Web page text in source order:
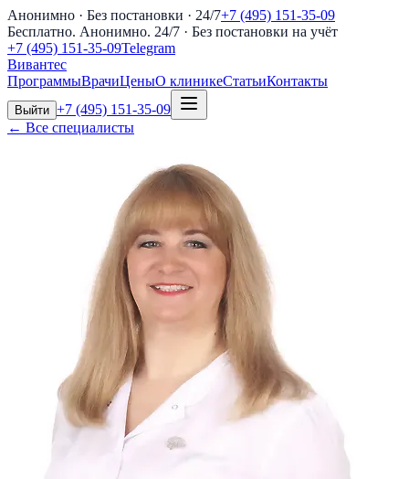
Анонимно · Без постановки · 24/7+7 (495) 151-35-09
Бесплатно. Анонимно. 24/7 · Без постановки на учёт
+7 (495) 151-35-09Telegram
Вивантес
ПрограммыВрачиЦеныО клиникеСтатьиКонтакты
Выйти +7 (495) 151-35-09
← Все специалисты